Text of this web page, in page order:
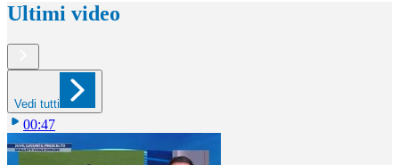
Ultimi video
Vedi tutti
00:47